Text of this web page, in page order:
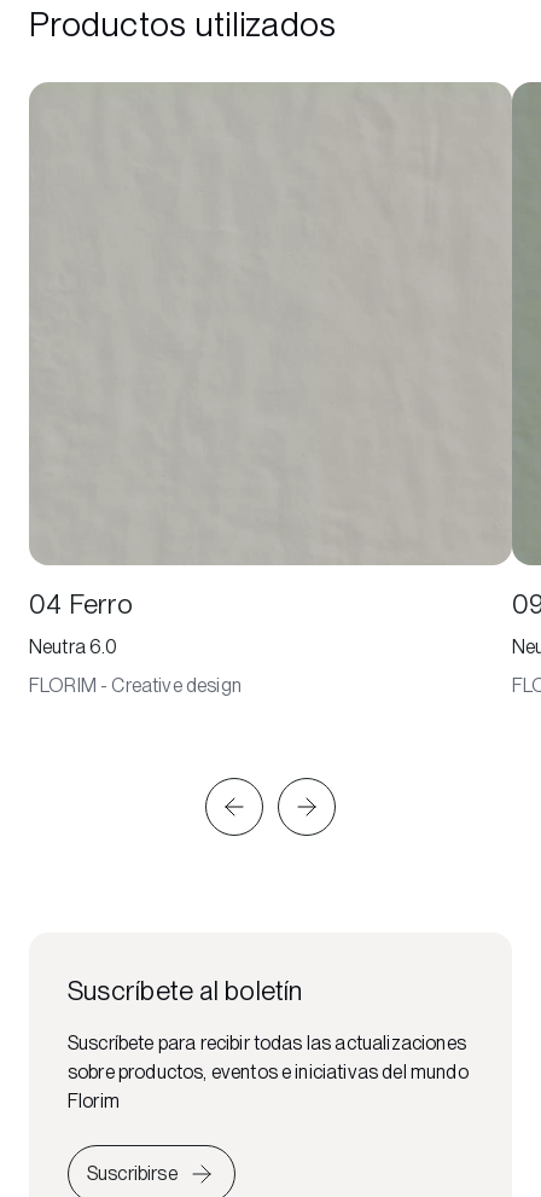
Productos utilizados
04 Ferro
Neutra 6.0
FLORIM - Creative design
Suscríbete al boletín
Suscríbete para recibir todas las actualizaciones
sobre productos, eventos e iniciativas del mundo
Florim
Suscribirse